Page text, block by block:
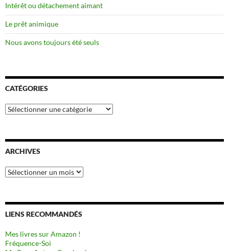
Intérêt ou détachement aimant
Le prêt animique
Nous avons toujours été seuls
CATÉGORIES
Catégories
ARCHIVES
Archives
LIENS RECOMMANDÉS
Mes livres sur Amazon !
Fréquence-Soi